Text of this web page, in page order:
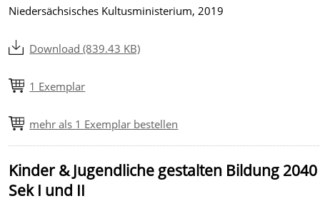
Niedersächsisches Kultusministerium, 2019
Download (839.43 KB)
1 Exemplar
mehr als 1 Exemplar bestellen
Kinder & Jugendliche gestalten Bildung
Sek I und II